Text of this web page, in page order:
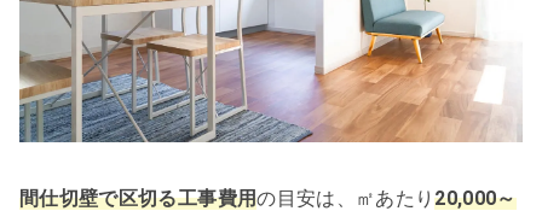
間仕切壁で区切る工事費用の目安は、㎡あたり20,000～